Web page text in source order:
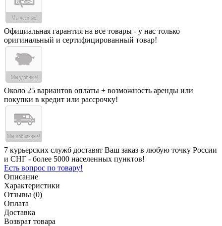
Официальная гарантия на все товары - у нас только
оригинальный и сертифицированный товар!
Около 25 вариантов оплаты + возможность аренды или
покупки в кредит или рассрочку!
7 курьерских служб доставят Ваш заказ в любую точку России
и СНГ - более 5000 населенных пунктов!
Есть вопрос по товару!
Описание
Характеристики
Отзывы (0)
Оплата
Доставка
Возврат товара